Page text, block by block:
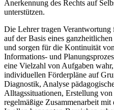
Anerkennung des Rechts auf
unterstützen.
Die Lehrer tragen
auf der Basis eines
und sorgen für die Kontinuität
Informations- und
eine Vielzahl von Aufgaben
individuellen Förderpläne auf
Diagnostik, Analyse
Alltagssituationen, Erstellung
regelmäßige Zusammenarbeit mit